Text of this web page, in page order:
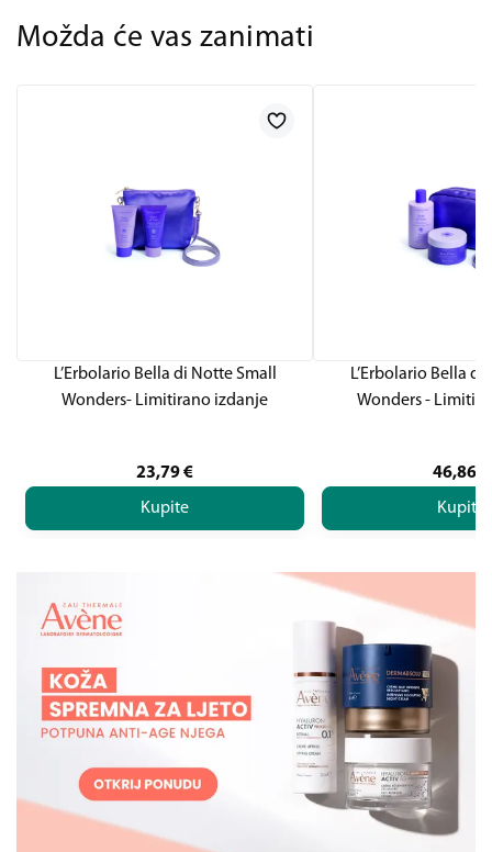
Možda će vas zanimati
L’Erbolario Bella di Notte Small
Wonders- Limitirano izdanje
23,79€
Kupite
L’Erbolario Bella di
Wonders -
46,86
Kupite